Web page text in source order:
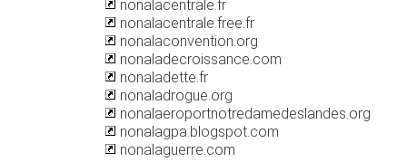
nonalacentrale.fr
nonalacentrale.free.fr
nonalaconvention.org
nonaladecroissance.com
nonaladette.fr
nonaladrogue.org
nonalaeroportnotredamedeslandes.org
nonalagpa.blogspot.com
nonalaguerre.com